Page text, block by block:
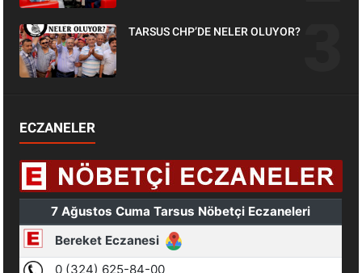
TARSUS CHP’DE NELER OLUYOR?
ECZANELER